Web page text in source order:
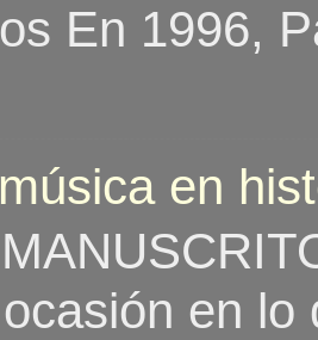
En 1996,
en
en